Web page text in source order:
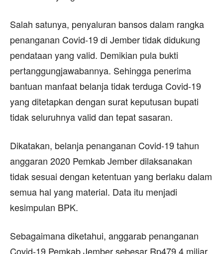
Salah satunya, penyaluran bansos dalam rangka
penanganan Covid-19 di Jember tidak didukung
pendataan yang valid. Demikian pula bukti
pertanggungjawabannya. Sehingga penerima
bantuan manfaat belanja tidak terduga Covid-19
yang ditetapkan dengan surat keputusan bupati
tidak seluruhnya valid dan tepat sasaran.
Dikatakan, belanja penanganan Covid-19 tahun
anggaran 2020 Pemkab Jember dilaksanakan
tidak sesuai dengan ketentuan yang berlaku dalam
semua hal yang material. Data itu menjadi
kesimpulan BPK.
Sebagaimana diketahui, anggarab penanganan
Covid-19 Pemkab Jember sebesar Rp479,4 miliar